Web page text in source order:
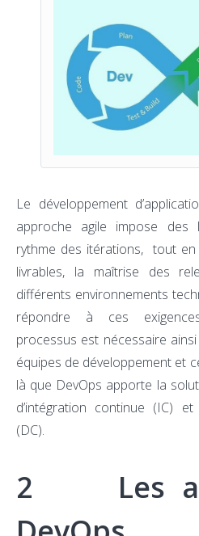
Le développement
approche agile impose des
rythme des itérations, tout
livrables, la maîtrise des
différents environnements
répondre à ces
processus est nécessaire
équipes de développement et
là que DevOps apporte la
d’intégration continue (IC)
(DC).
2 Les